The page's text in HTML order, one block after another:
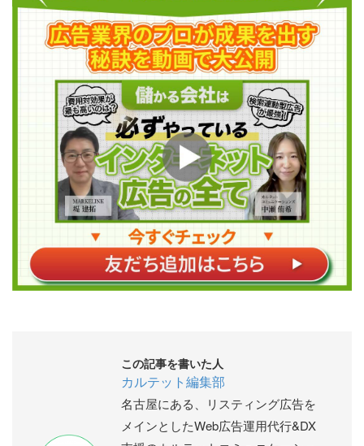
この記事を書いた人
カルテット編集部
名古屋にある、リスティング広告を
メインとしたWeb広告運用代行&DX